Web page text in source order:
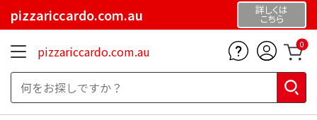
pizzariccardo.com.au 詳しくは
こちら
pizzariccardo.com.au 0